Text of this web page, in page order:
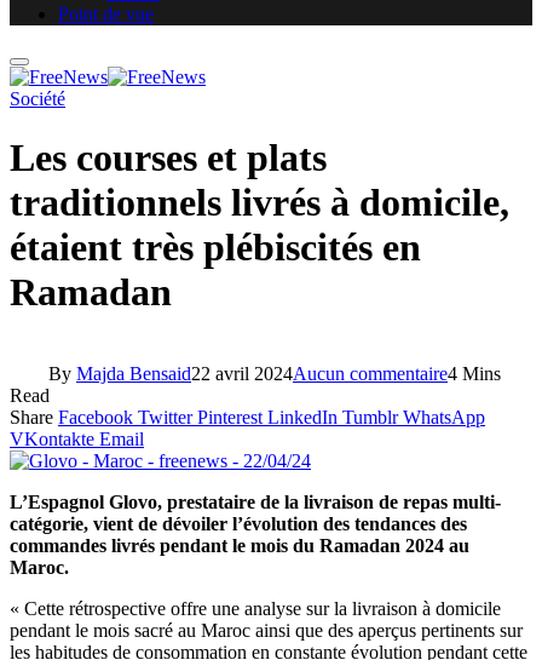
Point de vue
Société
Les courses et plats
traditionnels livrés à domicile,
étaient très plébiscités en
Ramadan
By Majda Bensaid22 avril 2024Aucun commentaire4 Mins
Read
Share Facebook Twitter Pinterest LinkedIn Tumblr WhatsApp
VKontakte Email
L’Espagnol Glovo, prestataire de la livraison de repas multi-
catégorie, vient de dévoiler l’évolution des tendances des
commandes livrés pendant le mois du Ramadan 2024 au
Maroc.
« Cette rétrospective offre une analyse sur la livraison à domicile
pendant le mois sacré au Maroc ainsi que des aperçus pertinents sur
les habitudes de consommation en constante évolution pendant cette